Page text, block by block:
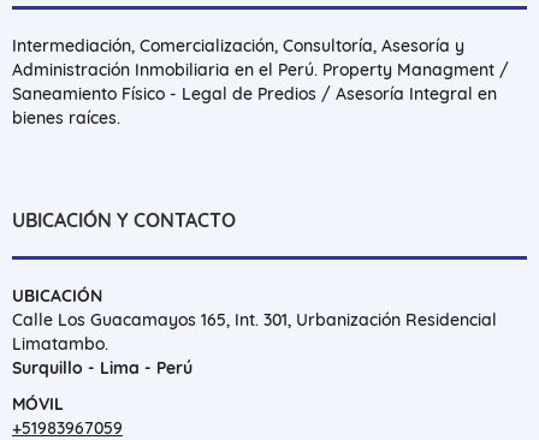
Intermediación, Comercialización, Consultoría, Asesoría y
Administración Inmobiliaria en el Perú. Property Managment /
Saneamiento Físico - Legal de Predios / Asesoría Integral en
bienes raíces.
UBICACIÓN Y CONTACTO
UBICACIÓN
Calle Los Guacamayos 165, Int. 301, Urbanización Residencial
Limatambo.
Surquillo - Lima - Perú
MÓVIL
+51983967059